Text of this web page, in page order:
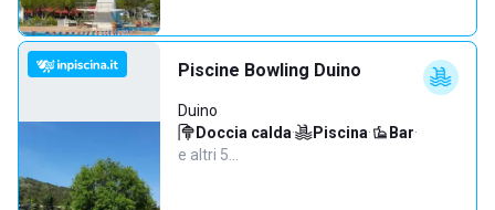
Piscine Bowling Duino
Duino
Doccia calda· Piscina· Bar·
e altri 5…